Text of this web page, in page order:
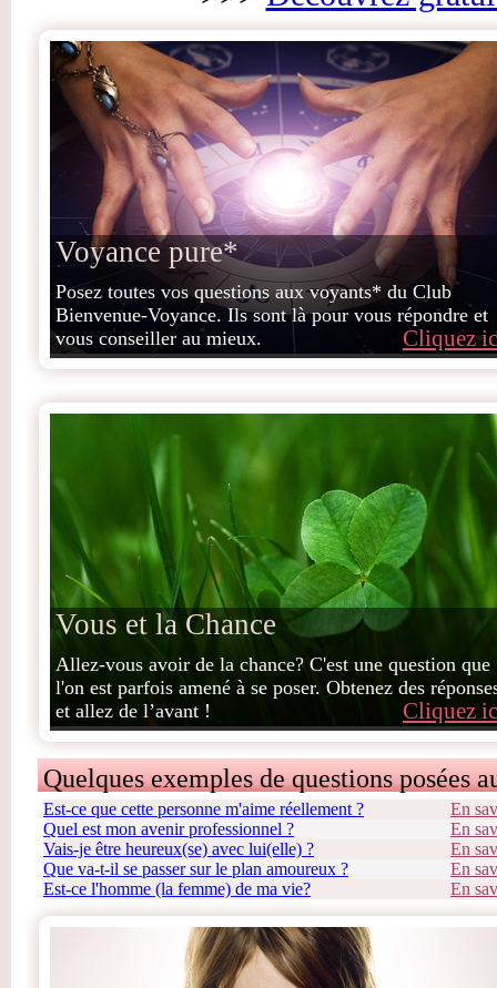
Voyance pure*
Cliquez
Posez toutes vos questions aux voyants* du Club
Bienvenue-Voyance. Ils sont là pour vous répondre et
vous conseiller au mieux.
Vous et la Chance
Cliquez
Allez-vous avoir de la chance? C'est une question que
l'on est parfois amené à se poser. Obtenez des
et allez de l’avant !
Quelques exemples de questions posées
Est-ce que cette personne m'aime réellement ?
En
Quel est mon avenir professionnel ?
En
Vais-je être heureux(se) avec lui(elle) ?
En
Que va-t-il se passer sur le plan amoureux ?
En
Est-ce l'homme (la femme) de ma vie?
En